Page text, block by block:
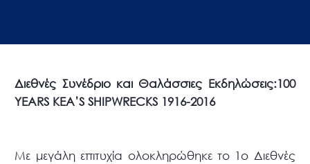
Διεθνές Συνέδριο και Θαλάσσιες Εκδηλώσεις:100
YEARS KEA’S SHIPWRECKS 1916-2016
Με μεγάλη επιτυχία ολοκληρώθηκε το 1ο Διεθνές